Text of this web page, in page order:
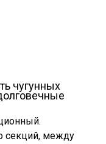
секций, между